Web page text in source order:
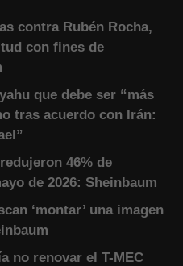
contra Rubén Rocha,
con fines de
que debe ser “más
tras acuerdo con Irán:
46% de
de 2026: Sheinbaum
‘montar’ una imagen
no renovar el T-MEC